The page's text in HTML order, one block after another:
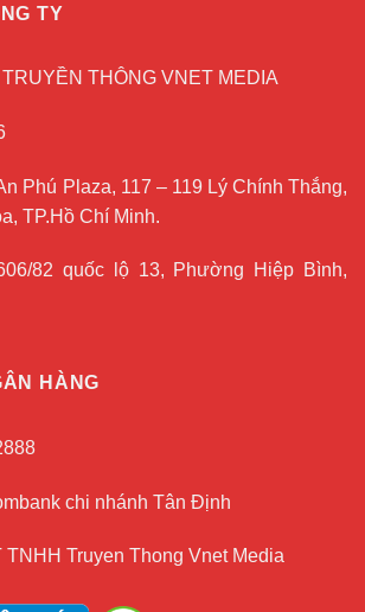
TY
THÔNG VNET MEDIA
Phú Plaza, 117 – 119 Lý Chính Thắng,
TP.Hồ Chí Minh.
82 quốc lộ 13, Phường Hiệp Bình,
HÀNG
chi nhánh Tân Định
TNHH Truyen Thong Vnet Media